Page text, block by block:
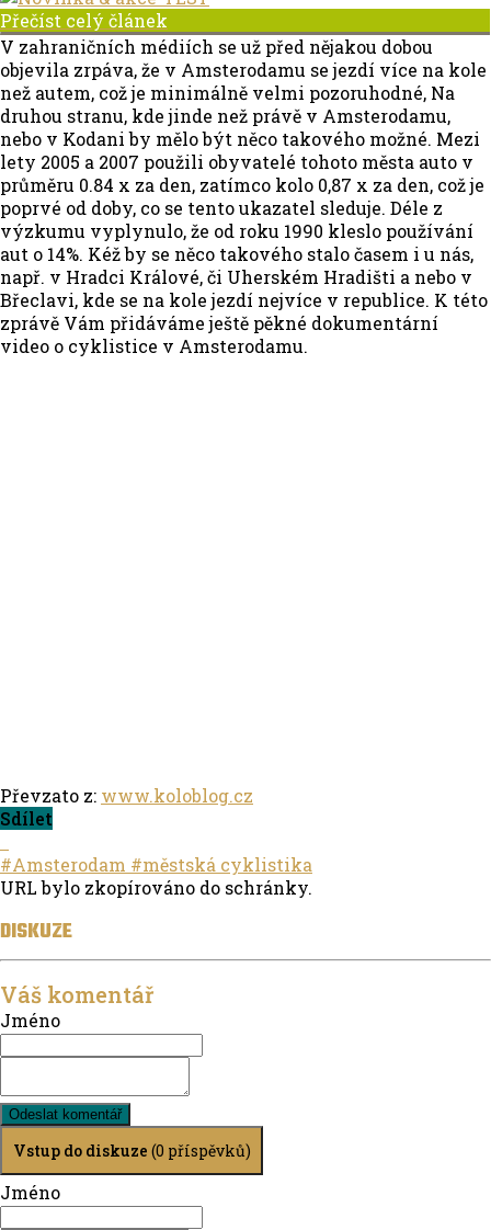
Přečíst celý článek
V zahraničních médiích se už před nějakou dobou
objevila zrpáva, že v Amsterodamu se jezdí více na kole
než autem, což je minimálně velmi pozoruhodné, Na
druhou stranu, kde jinde než právě v Amsterodamu,
nebo v Kodani by mělo být něco takového možné. Mezi
lety 2005 a 2007 použili obyvatelé tohoto města auto v
průměru 0.84 x za den, zatímco kolo 0,87 x za den, což je
poprvé od doby, co se tento ukazatel sleduje. Déle z
výzkumu vyplynulo, že od roku 1990 kleslo používání
aut o 14%. Kéž by se něco takového stalo časem i u nás,
např. v Hradci Králové, či Uherském Hradišti a nebo v
Břeclavi, kde se na kole jezdí nejvíce v republice. K této
zprávě Vám přidáváme ještě pěkné dokumentární
video o cyklistice v Amsterodamu.
Převzato z: www.koloblog.cz
Sdílet
#Amsterodam #městská cyklistika
URL bylo zkopírováno do schránky.
DISKUZE
Váš komentář
Jméno
Odeslat komentář
Vstup do diskuze (0 příspěvků)
Jméno